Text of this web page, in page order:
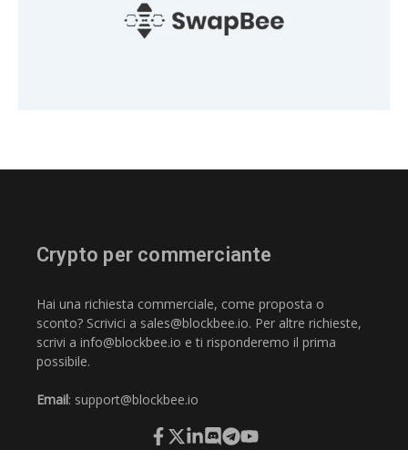
Crypto per commerciante
Hai una richiesta commerciale, come proposta o
sconto? Scrivici a sales@blockbee.io. Per altre richieste,
scrivi a info@blockbee.io e ti risponderemo il prima
possibile.
Email: support@blockbee.io